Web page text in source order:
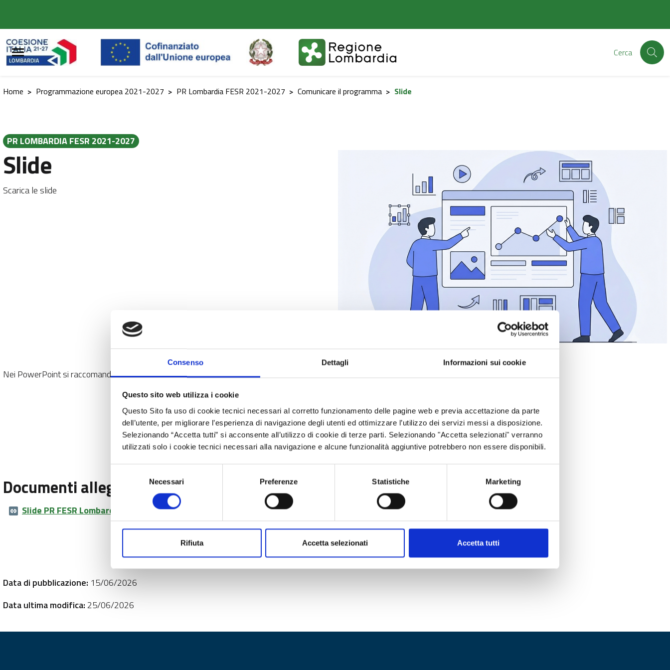
Consenso Dettagli Informazioni sui cookie
Questo sito web utilizza i cookie
Questo Sito fa uso di cookie tecnici necessari al corretto funzionamento delle pagine web e previa accettazione da parte
dell’utente, per migliorare l’esperienza di navigazione degli utenti ed ottimizzare l’utilizzo dei servizi messi a disposizione.
Selezionando “Accetta tutti” si acconsente all’utilizzo di cookie di terze parti. Selezionando "Accetta selezionati" verranno
utilizzati solo i cookie tecnici necessari alla navigazione e alcune funzionalità aggiuntive potrebbero non essere disponibili.
consenso
Necessari Preferenze Statistiche Marketing
Rifiuta Accetta selezionati Accetta tutti
Cerca
Home > Programmazione europea 2021-2027 > PR Lombardia FESR 2021-2027 > Comunicare il programma > Slide
PR LOMBARDIA FESR 2021-2027
Slide
Scarica le slide
Nei PowerPoint si raccomanda l’uso della font Helvetica o Arial, tra le più compatibili con le principali piattaforme (Mac, Windows, Linux, ecc…).
Documenti allegati
Slide PR FESR Lombardia 21-27.pptx PPTX (2 Mb)
Data di pubblicazione: 15/06/2026
Data ultima modifica:25/06/2026